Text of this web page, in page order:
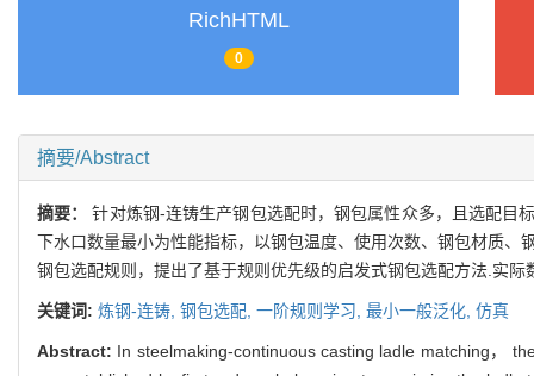
RichHTML
0
摘要/Abstract
摘要：针对炼钢-连铸生产钢包选配时，钢包属性众多，且选配目
下水口数量最小为性能指标，以钢包温度、使用次数、钢包材质
钢包选配规则，提出了基于规则优先级的启发式钢包选配方法.实
关键词: 炼钢-连铸, 钢包选配, 一阶规则学习, 最小一般泛化, 仿真
Abstract: In steelmaking-continuous casting ladle matching，